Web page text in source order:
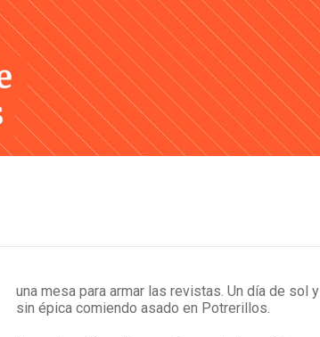
Skip
to
content
una mesa para armar las revistas. Un día de sol y
sin épica comiendo asado en Potrerillos.